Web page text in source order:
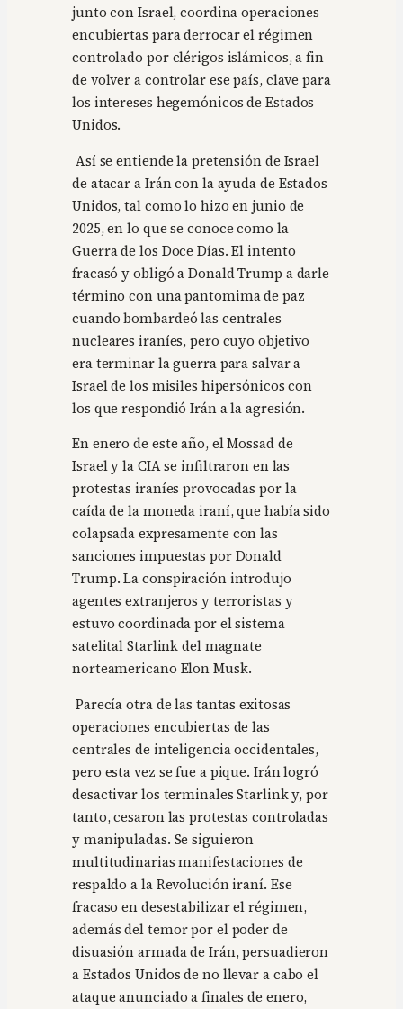
junto con Israel, coordina operaciones
encubiertas para derrocar el régimen
controlado por clérigos islámicos, a fin
de volver a controlar ese país, clave para
los intereses hegemónicos de Estados
Unidos.
Así se entiende la pretensión de Israel
de atacar a Irán con la ayuda de Estados
Unidos, tal como lo hizo en junio de
2025, en lo que se conoce como la
Guerra de los Doce Días. El intento
fracasó y obligó a Donald Trump a darle
término con una pantomima de paz
cuando bombardeó las centrales
nucleares iraníes, pero cuyo objetivo
era terminar la guerra para salvar a
Israel de los misiles hipersónicos con
los que respondió Irán a la agresión.
En enero de este año, el Mossad de
Israel y la CIA se infiltraron en las
protestas iraníes provocadas por la
caída de la moneda iraní, que había sido
colapsada expresamente con las
sanciones impuestas por Donald
Trump. La conspiración introdujo
agentes extranjeros y terroristas y
estuvo coordinada por el sistema
satelital Starlink del magnate
norteamericano Elon Musk.
Parecía otra de las tantas exitosas
operaciones encubiertas de las
centrales de inteligencia occidentales,
pero esta vez se fue a pique. Irán logró
desactivar los terminales Starlink y, por
tanto, cesaron las protestas controladas
y manipuladas. Se siguieron
multitudinarias manifestaciones de
respaldo a la Revolución iraní. Ese
fracaso en desestabilizar el régimen,
además del temor por el poder de
disuasión armada de Irán, persuadieron
a Estados Unidos de no llevar a cabo el
ataque anunciado a finales de enero,